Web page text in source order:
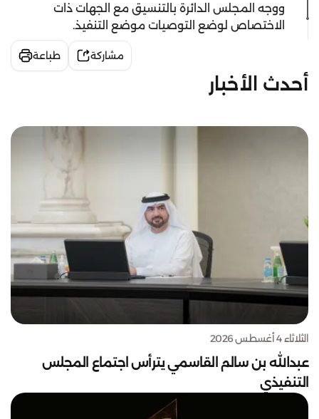
ووجه المجلس الدائرة بالتنسيق مع الجهات ذات
الاختصاص لوضع التوصيات موضع التنفيذ.
مشاركة طباعة
أحدث الأخبار
الثلاثاء 4 أغسطس 2026
عبدالله بن سالم القاسمي يترأس اجتماع المجلس
التنفيذي